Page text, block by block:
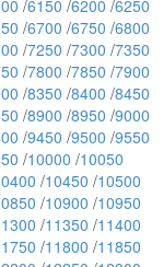
/6150 /6200 /6250
/6700 /6750 /6800
/7250 /7300 /7350
/7800 /7850 /7900
/8350 /8400 /8450
/8900 /8950 /9000
/9450 /9500 /9550
/10000 /10050
/10450 /10500
/10900 /10950
/11350 /11400
/11800 /11850